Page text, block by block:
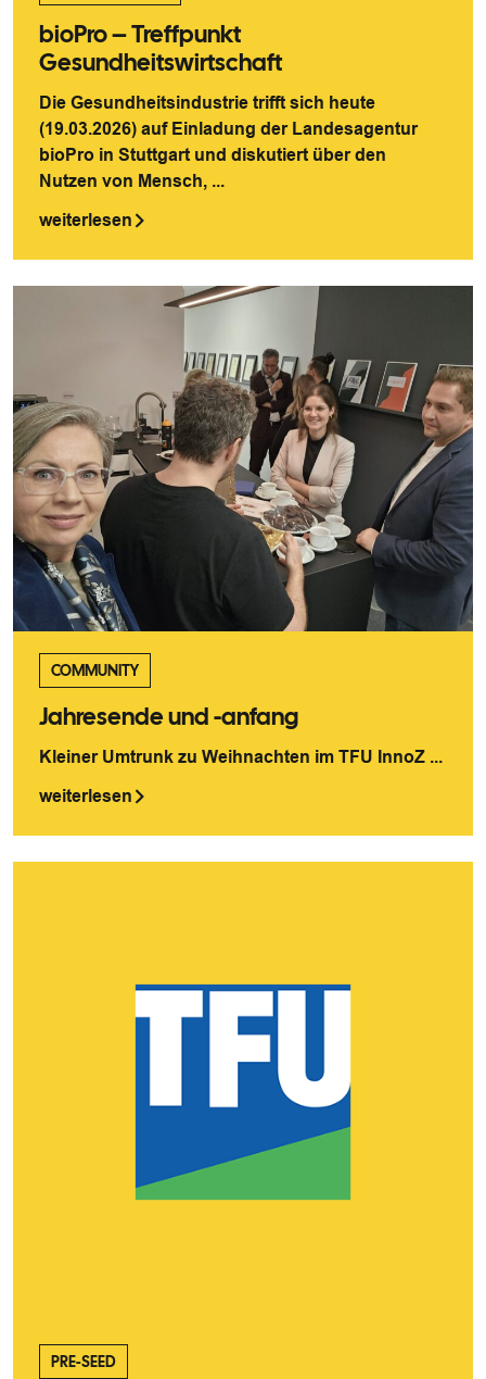
bioPro – Treffpunkt
Gesundheitswirtschaft
Die Gesundheitsindustrie trifft sich heute
(19.03.2026) auf Einladung der Landesagentur
bioPro in Stuttgart und diskutiert über den
Nutzen von Mensch, ...
weiterlesen
COMMUNITY
Jahresende und -anfang
Kleiner Umtrunk zu Weihnachten im TFU InnoZ ...
weiterlesen
PRE-SEED